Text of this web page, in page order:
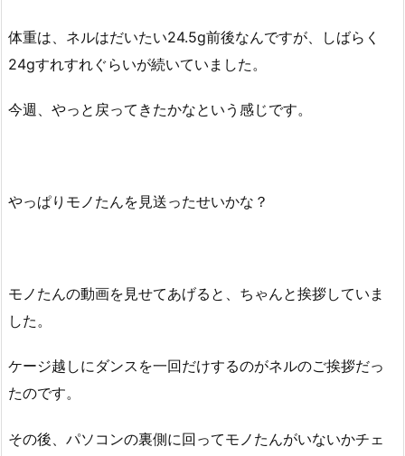
体重は、ネルはだいたい24.5g前後なんですが、しばらく
24gすれすれぐらいが続いていました。
今週、やっと戻ってきたかなという感じです。
やっぱりモノたんを見送ったせいかな？
モノたんの動画を見せてあげると、ちゃんと挨拶していま
した。
ケージ越しにダンスを一回だけするのがネルのご挨拶だっ
たのです。
その後、パソコンの裏側に回ってモノたんがいないかチェ